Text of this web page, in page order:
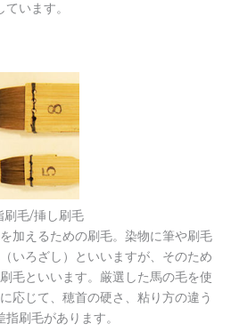
ています。
刷毛/挿し刷毛
加えるための刷毛。染物に筆や刷毛
いろざし）といいますが、そのため
毛といいます。厳選した馬の毛を使
応じて、穂首の硬さ、粘り方の違う
指刷毛があります。